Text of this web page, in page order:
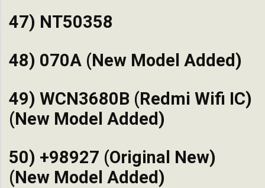
47) NT50358
48) 070A (New Model Added)
49) WCN3680B (Redmi Wifi IC)
(New Model Added)
50) +98927 (Original New)
(New Model Added)